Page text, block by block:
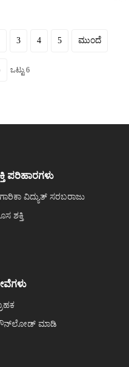
3 4 5 ಮುಂದೆ
ಒಟ್ಟು 6
ಪರಿಹಾರಗಳು
ವಿದ್ಯುತ್ ಸರಬರಾಜು
ಶಕ್ತಿ
ಮಾಡಿ